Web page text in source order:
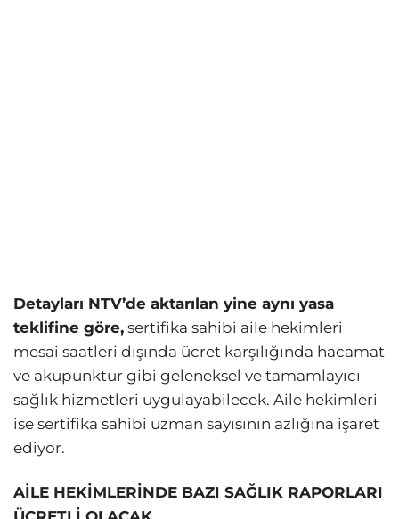
Detayları NTV’de aktarılan yine aynı yasa
teklifine göre, sertifika sahibi aile hekimleri
mesai saatleri dışında ücret karşılığında hacamat
ve akupunktur gibi geleneksel ve tamamlayıcı
sağlık hizmetleri uygulayabilecek. Aile hekimleri
ise sertifika sahibi uzman sayısının azlığına işaret
ediyor.
AİLE HEKİMLERİNDE BAZI SAĞLIK RAPORLARI